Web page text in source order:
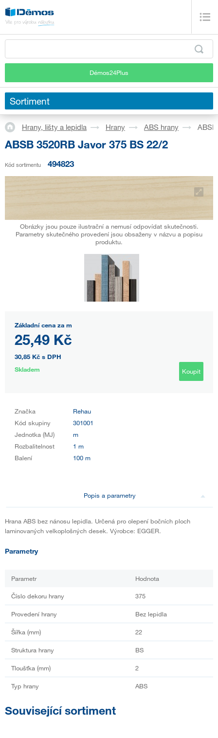
Démos24Plus
Sortiment
Hrany, lišty a lepidla Hrany ABS hrany
ABSB 3520RB Javor 375 BS 22/2
Kód sortimentu 494823
Obrázky jsou pouze ilustrační a nemusí odpovídat skutečnosti.
Parametry skutečného provedení jsou obsaženy v názvu a popisu
produktu.
Základní cena za m
25,49 Kč
30,85 Kč s DPH
Skladem
Koupit
Značka
Rehau
Kód skupiny
301001
Jednotka (MJ)
m
Rozbalitelnost
1 m
Balení
100 m
Popis a parametry
Hrana ABS bez nánosu lepidla. Určená pro olepení bočních ploch
laminovaných velkoplošných desek. Výrobce: EGGER.
Parametry
Parametr Hodnota
Číslo dekoru hrany 375
Provedení hrany Bez lepidla
Šířka (mm) 22
Struktura hrany BS
Tloušťka (mm) 2
Typ hrany ABS
Související sortiment